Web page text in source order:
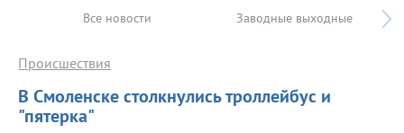
Все новости Заводные выходные
В Смоленске столкнулись троллейбус и
"пятерка"
Происшествия